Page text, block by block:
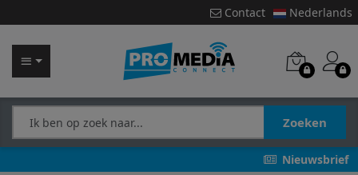
Contact Nederlands
Zoeken
Nieuwsbrief